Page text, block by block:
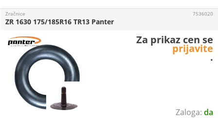
da
Zračnice
ZR 1630 175/185R16 TR13 Panter
7536020
Za prikaz cen se
prijavite
.